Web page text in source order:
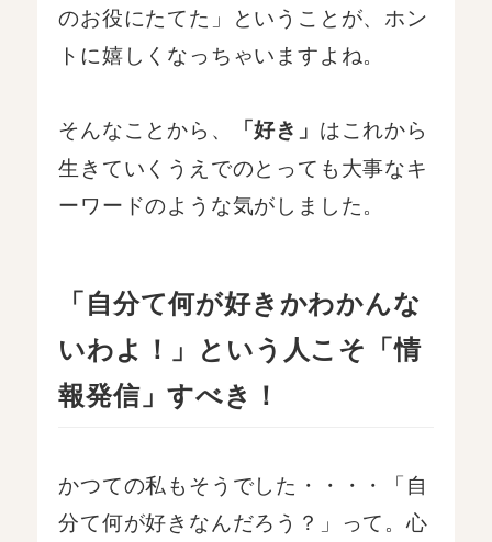
のお役にたてた」ということが、ホン
トに嬉しくなっちゃいますよね。
そんなことから、 「好き」 はこれから
生きていくうえでのとっても大事なキ
ーワードのような気がしました。
「自分て何が好きかわかんな
いわよ！」という人こそ「情
報発信」すべき！
かつての私もそうでした・・・・「自
分て何が好きなんだろう？」って。心